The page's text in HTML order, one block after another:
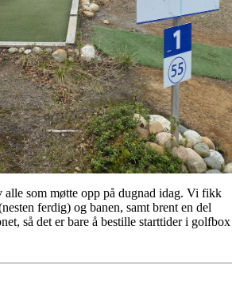
alle som møtte opp på dugnad idag. Vi fikk
ferdig) og banen, samt brent en del
så det er bare å bestille starttider i golfbox